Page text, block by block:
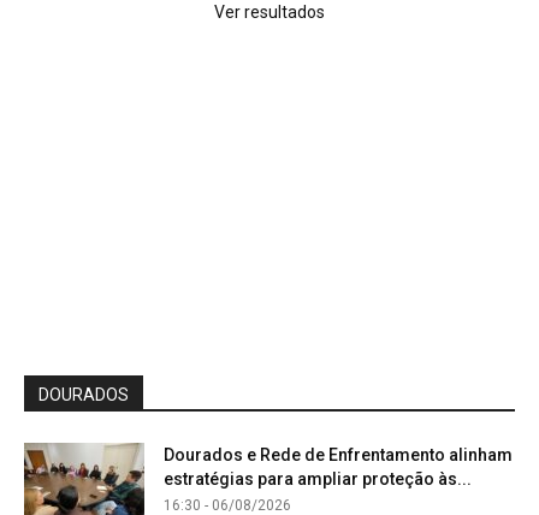
Ver resultados
DOURADOS
Dourados e Rede de Enfrentamento alinham
estratégias para ampliar proteção às...
16:30 - 06/08/2026